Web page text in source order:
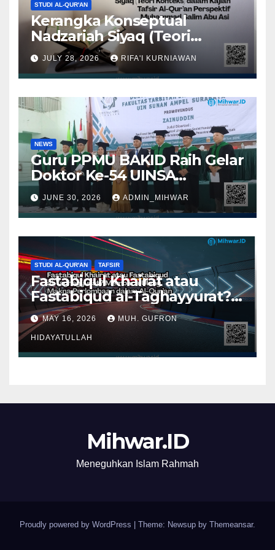
STUDI AL-QUR'AN
Kerangka Konseptual
Nadzariah Siyaq (Teori
Konteks) dalam Kajian Tafsir
Al-Qur’an Perspektif
Muhammad Salim Abu Asi
JULY 28, 2026 RIFA'I KURNIAWAN
NEWS
Guru PPMU BAKID Raih Gelar
Doktor Ke-54 UINSA
Surabaya
JUNE 30, 2026 ADMIN_MIHWAR
STUDI AL-QUR'AN TAFSIR
Fastabiqul Khairāt atau
Fastabiqud al-Taghayyurat?
Membaca Ulang Makna
Perlombaan dalam Al-Qur’an
MAY 16, 2026 MUH. GUFRON
HIDAYATULLAH
Mihwar.ID
Meneguhkan Islam Rahmah
Proudly powered by WordPress Theme: Newsup by Themeansar.